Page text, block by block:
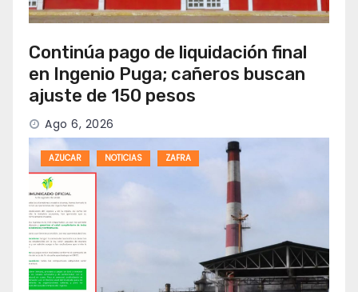
Continúa pago de liquidación final
en Ingenio Puga; cañeros buscan
ajuste de 150 pesos
Ago 6, 2026
AZUCAR NOTICIAS ZAFRA